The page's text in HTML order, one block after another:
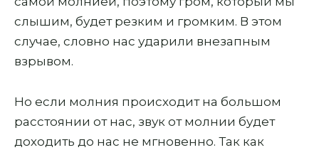
слышим, будет резким и громким. В этом
случае, словно нас ударили внезапным
взрывом.
Но если молния происходит на большом
расстоянии от нас, звук от молнии будет
доходить до нас не мгновенно. Так как